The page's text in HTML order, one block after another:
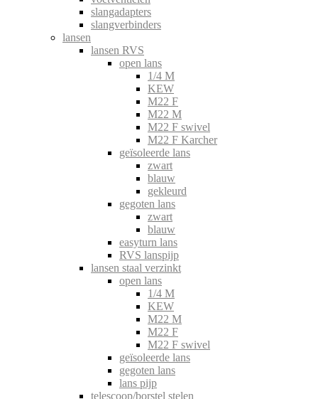
slangadapters
slangverbinders
lansen
lansen RVS
open lans
1/4 M
KEW
M22 F
M22 M
M22 F swivel
M22 F Karcher
geïsoleerde lans
zwart
blauw
gekleurd
gegoten lans
zwart
blauw
easyturn lans
RVS lanspijp
lansen staal verzinkt
open lans
1/4 M
KEW
M22 M
M22 F
M22 F swivel
geïsoleerde lans
gegoten lans
lans pijp
telescoop/borstel stelen